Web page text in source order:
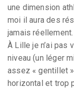
une dimension
moi il aura des
jamais réellement.
À Lille je n’ai pas
niveau (un léger
assez « gentillet
horizontal et trop